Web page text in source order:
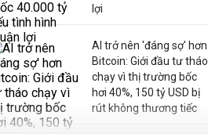
lợi
AI trở nên 'đáng sợ' hơn
Bitcoin: Giới đầu tư tháo
chạy vì thị trường bốc
hơi 40%, 150 tỷ USD bị
rút không thương tiếc